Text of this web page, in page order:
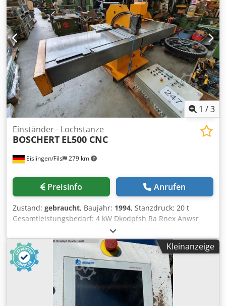
1 /3
Eislingen/Fils 279 km
Einständer - Lochstanze
BOSCHERT EL500 CNC
Preisinfo Anrufen
Zustand: gebraucht, Baujahr: 1994, Stanzdruck: 20 t
Gesamtleistungsbedarf: 4 kW Dkodpfsh Ra Rnex Anwsr
Maschinengewicht ca.: 2,8 t Raumbedarf ca.: 3,2 x 1,4 x
1,45 m Stanzdurchmesser: max. 105 mm Blechdicke - max.:
6 mm Hublänge max.: 25 mm Spannung: 380 V Frequenz:
50 Hz Anschlußwert: 4 kVA Stanzdurchmesser: 105 max.
mm Eingabefeinheit: 0,01 mm
Kleinanzeige